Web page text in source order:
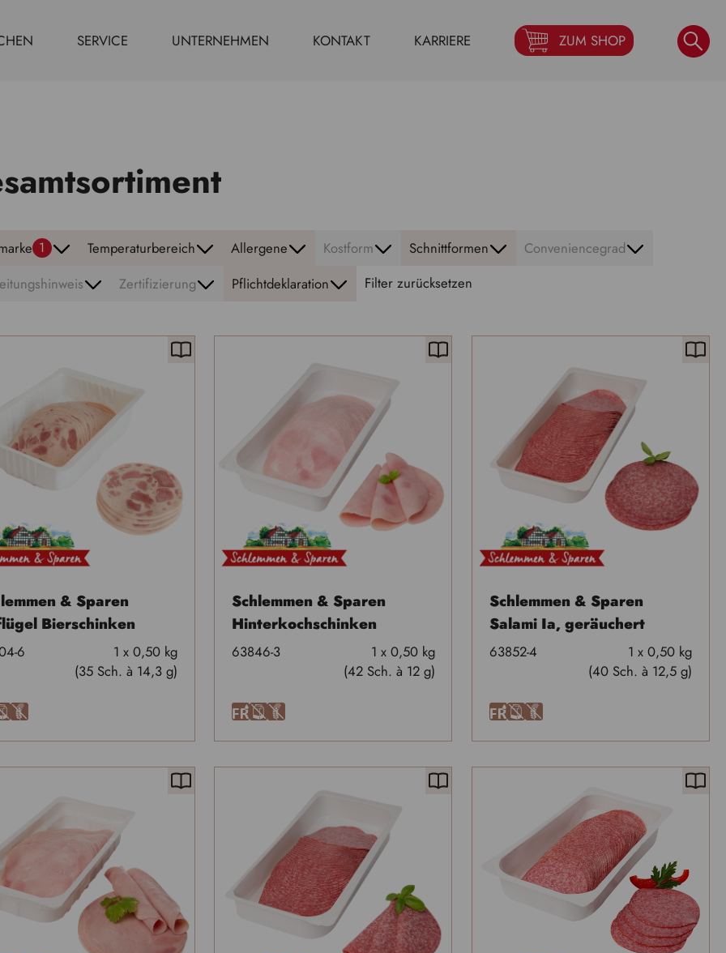
SERVICE UNTERNEHMEN KONTAKT KARRIERE ZUM SHOP
1 Temperaturbereich Allergene Kostform Schnittformen
Conveniencegrad
Zertifizierung Pflichtdeklaration Filter zurücksetzen
& Sparen
Bierschinken
6
1 x 0,50 kg
(35 Sch. à 14,3 g)
U
Schlemmen & Sparen
Hinterkochschinken
63846-3
1 x 0,50 kg
(42 Sch. à 12 g)
FA U
Schlemmen & Sparen
Salami Ia, geräuchert
63852-4
1 x 0,50 kg
(40 Sch. à 12,5 g)
FA U